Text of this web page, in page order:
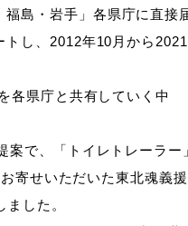
島・岩手」各県庁に直接
し、2012年10月から2021
各県庁と共有していく中
で、「トイレトレーラー
寄せいただいた東北魂義援
した。